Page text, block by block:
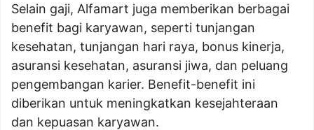
Selain gaji, Alfamart juga memberikan berbagai
benefit bagi karyawan, seperti tunjangan
kesehatan, tunjangan hari raya, bonus kinerja,
asuransi kesehatan, asuransi jiwa, dan peluang
pengembangan karier. Benefit-benefit ini
diberikan untuk meningkatkan kesejahteraan
dan kepuasan karyawan.